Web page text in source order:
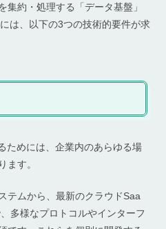
集約・処理する「データ基盤」
は、以下の3つの技術的要件が求
ためには、企業内のあらゆる場
ます。
テムから、最新のクラウドSaa
多様なプロトコルやインターフ